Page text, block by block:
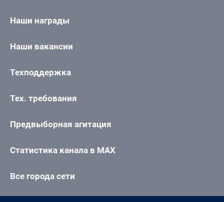
Наши награды
Наши вакансии
Техподдержка
Тех. требования
Предвыборная агитация
Статистика канала в MAX
Все города сети